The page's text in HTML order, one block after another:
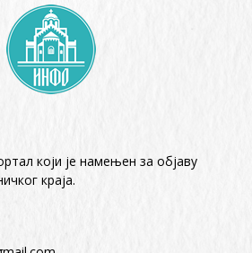
који је намењен за објaву
краја.